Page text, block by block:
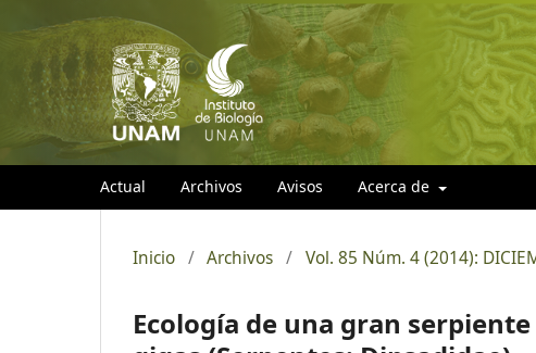
Actual Archivos Avisos Acerca de
Inicio / Archivos / Vol. 85 Núm. 4 (2014):
Ecología de una gran